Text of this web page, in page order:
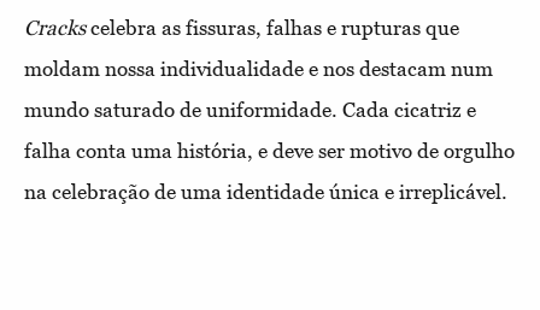
Crackscelebra as fissuras, falhas e rupturas que
moldam nossa individualidade e nos destacam num
mundo saturado de uniformidade. Cada cicatriz e
falha conta uma história, e deve ser motivo de orgulho
na celebração de uma identidade única e irreplicável.